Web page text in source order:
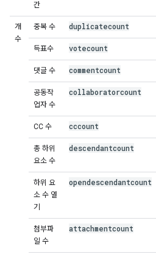
간
개
수
중복 수 duplicatecount
득표수 votecount
댓글 수 commentcount
공동작
업자 수
collaboratorcount
CC 수 cccount
총 하위
요소 수
descendantcount
하위 요
소 수 열
기
opendescendantcount
첨부파
일 수
attachmentcount